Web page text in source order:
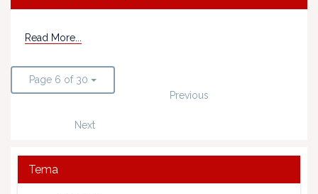
Read More...
Page 6 of 30
Previous
Next
Tema